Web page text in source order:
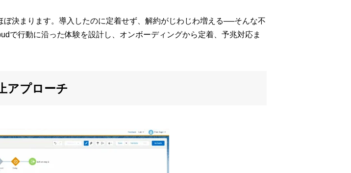
決まります。導入したのに定着せず、解約がじわじわ増える──そんな不
で行動に沿った体験を設計し、オンボーディングから定着、予兆対応ま
アプローチ